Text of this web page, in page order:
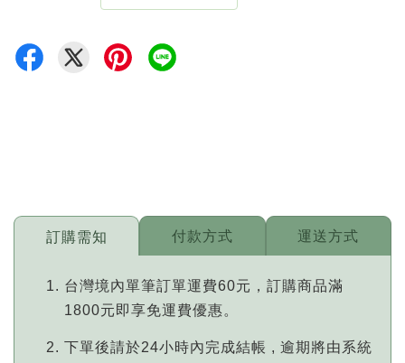
訂購需知
台灣境內單筆訂單運費60元，訂購商品滿
1800元即享免運費優惠。
下單後請於24小時內完成結帳 , 逾期將由系統
付款方式 運送方式